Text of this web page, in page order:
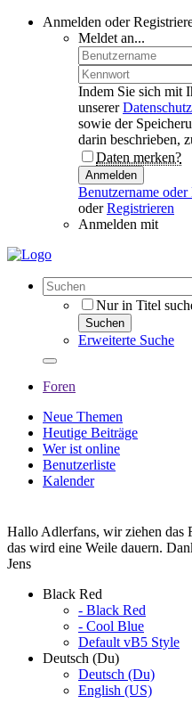
Anmelden oder
Meldet an...
Indem Sie sich mit
unserer
sowie der
darin beschrieben,
Daten merken?
Anmelden
Benutzername
oderRegistrieren
Anmelden mit
Nur in Titel
Suchen
Erweiterte Suche
Foren
Neue Themen
Heutige Beiträge
Wer ist online
Benutzerliste
Kalender
Hallo Adlerfans, wir ziehen das
das wird eine Weile dauern.
Jens
Black Red
- Black Red
- Cool Blue
Default vB5 Style
Deutsch (Du)
Deutsch (Du)
English (US)